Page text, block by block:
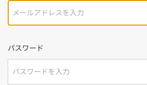
パスワード